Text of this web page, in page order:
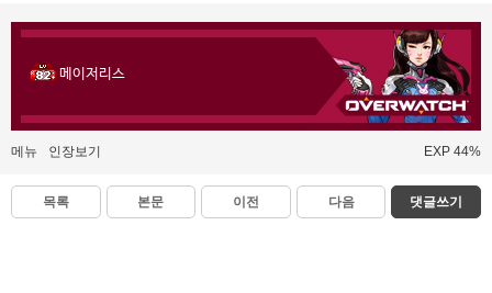
메이저리스
메뉴 인장보기 EXP 44%
목록 본문 이전 다음 댓글쓰기